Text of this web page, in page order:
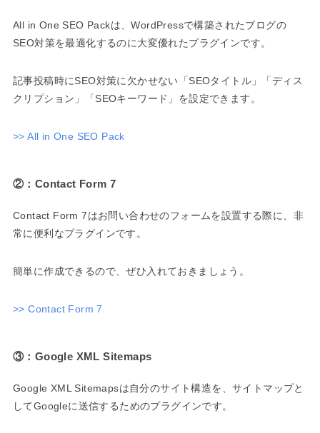
All in One SEO Packは、WordPressで構築されたブログの
SEO対策を最適化するのに大変優れたプラグインです。
記事投稿時にSEO対策に欠かせない「SEOタイトル」「ディス
クリプション」「SEOキーワード」を設定できます。
>> All in One SEO Pack
②：Contact Form 7
Contact Form 7はお問い合わせのフォームを設置する際に、非
常に便利なプラグインです。
簡単に作成できるので、ぜひ入れておきましょう。
>> Contact Form 7
③：Google XML Sitemaps
Google XML Sitemapsは自分のサイト構造を、サイトマップと
してGoogleに送信するためのプラグインです。